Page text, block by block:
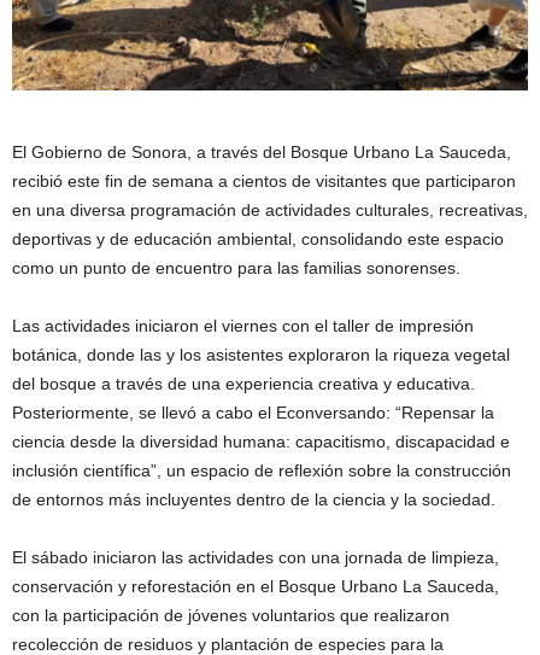
El Gobierno de Sonora, a través del Bosque Urbano La Sauceda,
recibió este fin de semana a cientos de visitantes que participaron
en una diversa programación de actividades culturales, recreativas,
deportivas y de educación ambiental, consolidando este espacio
como un punto de encuentro para las familias sonorenses.
Las actividades iniciaron el viernes con el taller de impresión
botánica, donde las y los asistentes exploraron la riqueza vegetal
del bosque a través de una experiencia creativa y educativa.
Posteriormente, se llevó a cabo el Econversando: “Repensar la
ciencia desde la diversidad humana: capacitismo, discapacidad e
inclusión científica”, un espacio de reflexión sobre la construcción
de entornos más incluyentes dentro de la ciencia y la sociedad.
El sábado iniciaron las actividades con una jornada de limpieza,
conservación y reforestación en el Bosque Urbano La Sauceda,
con la participación de jóvenes voluntarios que realizaron
recolección de residuos y plantación de especies para la